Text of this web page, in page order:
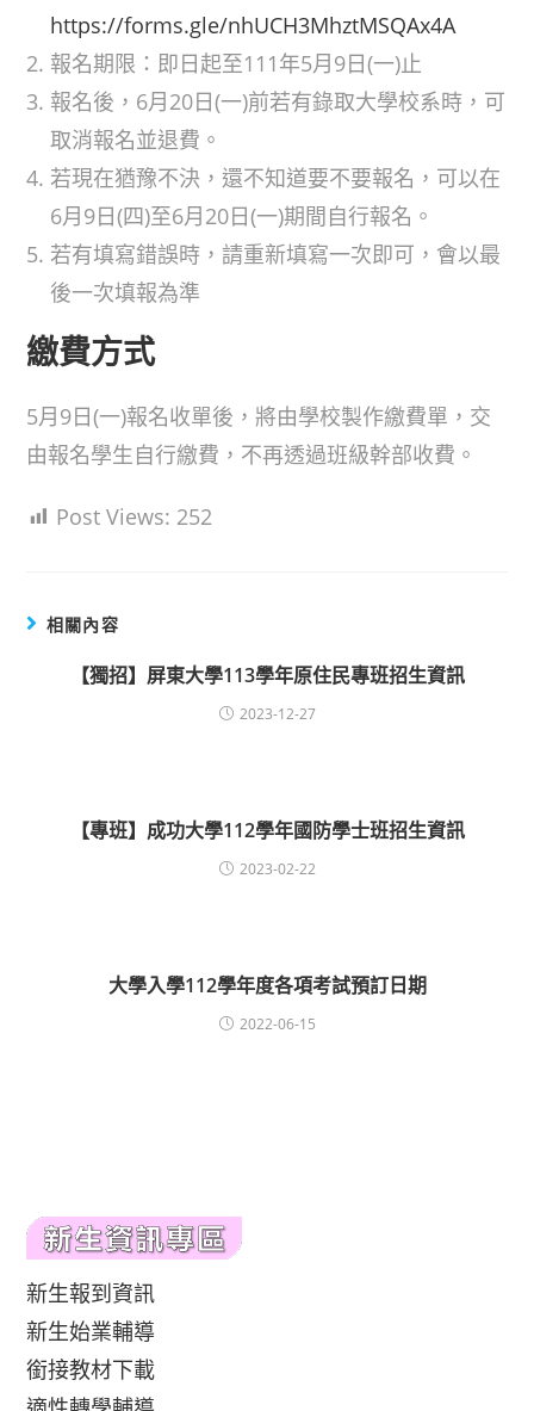
https://forms.gle/nhUCH3MhztMSQAx4A
報名期限：即日起至111年5月9日(一)止
報名後，6月20日(一)前若有錄取大學校系時，可
取消報名並退費。
若現在猶豫不決，還不知道要不要報名，可以在
6月9日(四)至6月20日(一)期間自行報名。
若有填寫錯誤時，請重新填寫一次即可，會以最
後一次填報為準
繳費方式
5月9日(一)報名收單後，將由學校製作繳費單，交
由報名學生自行繳費，不再透過班級幹部收費。
Post Views: 252
相關內容
【獨招】屏東大學113學年原住民專班招生資訊
2023-12-27
【專班】成功大學112學年國防學士班招生資訊
2023-02-22
大學入學112學年度各項考試預訂日期
2022-06-15
新生報到資訊
新生始業輔導
銜接教材下載